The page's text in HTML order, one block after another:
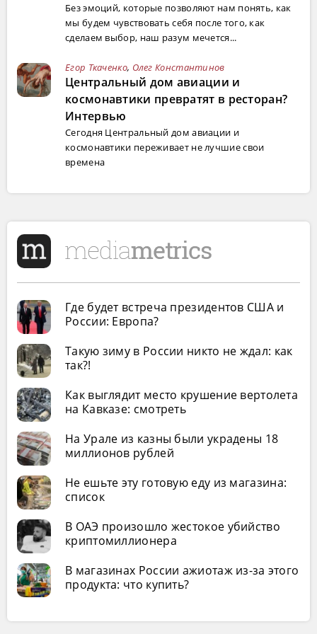
Без эмоций, которые позволяют нам понять, как
мы будем чувствовать себя после того, как
сделаем выбор, наш разум мечется...
Егор Ткаченко, Олег Константинов
Центральный дом авиации и
космонавтики превратят в ресторан?
Интервью
Сегодня Центральный дом авиации и
космонавтики переживает не лучшие свои
времена
Где будет встреча президентов США и
России: Европа?
Такую зиму в России никто не ждал: как
так?!
Как выглядит место крушение вертолета
на Кавказе: смотреть
На Урале из казны были украдены 18
миллионов рублей
Не ешьте эту готовую еду из магазина:
список
В ОАЭ произошло жестокое убийство
криптомиллионера
В магазинах России ажиотаж из-за этого
продукта: что купить?